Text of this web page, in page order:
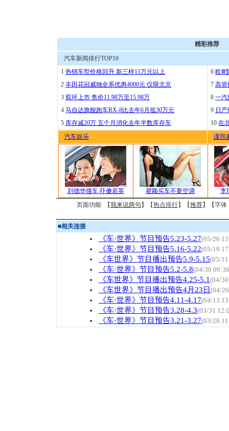
精彩推荐
汽车新闻排行TOP10
1 热销车型价格回升 新三样11万元以上
2 丰田花冠威驰全系优惠4000元 仅限北京
3 双环上市 售价11.98万至15.98万
4 马自达旗舰跑车RX-8比去年6月低30万元
5 库存减20万 五个月消化去年半数库存车
6 欧Ⅲ
7 高管
8 一汽
9 日
10 在
汽车娱乐
谍照
刘德华撞车 吓傻若英 瞿颖买车不要空调
李
页面功能 【我来说两句 】【热点排行】【推荐】【字体
■相关连接
《车·世界》节目预告5.23-5.27(05/26
《车·世界》节目预告5.16-5.22(05/19
《车世界》节目播出预告5.9-5.15(05/
《车·世界》节目预告5.2-5.8(04/30
《车世界》节目播出预告4.25-5.1 (04/
《车世界》节目播出预告4月23日 (04/
《车·世界》节目预告4.11-4.17(04/13
《车·世界》节目预告3.28-4.3(03/31
《车·世界》节目预告3.21-3.27(03/28